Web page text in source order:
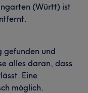
(Württ) ist
gefunden und
alles daran, dass
Eine
möglich.